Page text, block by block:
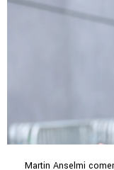
Martin Anselmi